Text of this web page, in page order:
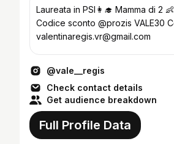
Laureata in PSI👩‍🎓 Mamma di 2 👶🏼👦🏽 💥
Codice sconto @prozis VALE30 Collab📩
valentinaregis.vr@gmail.com
@vale__regis
Check contact details
Get audience breakdown
Full Profile Data